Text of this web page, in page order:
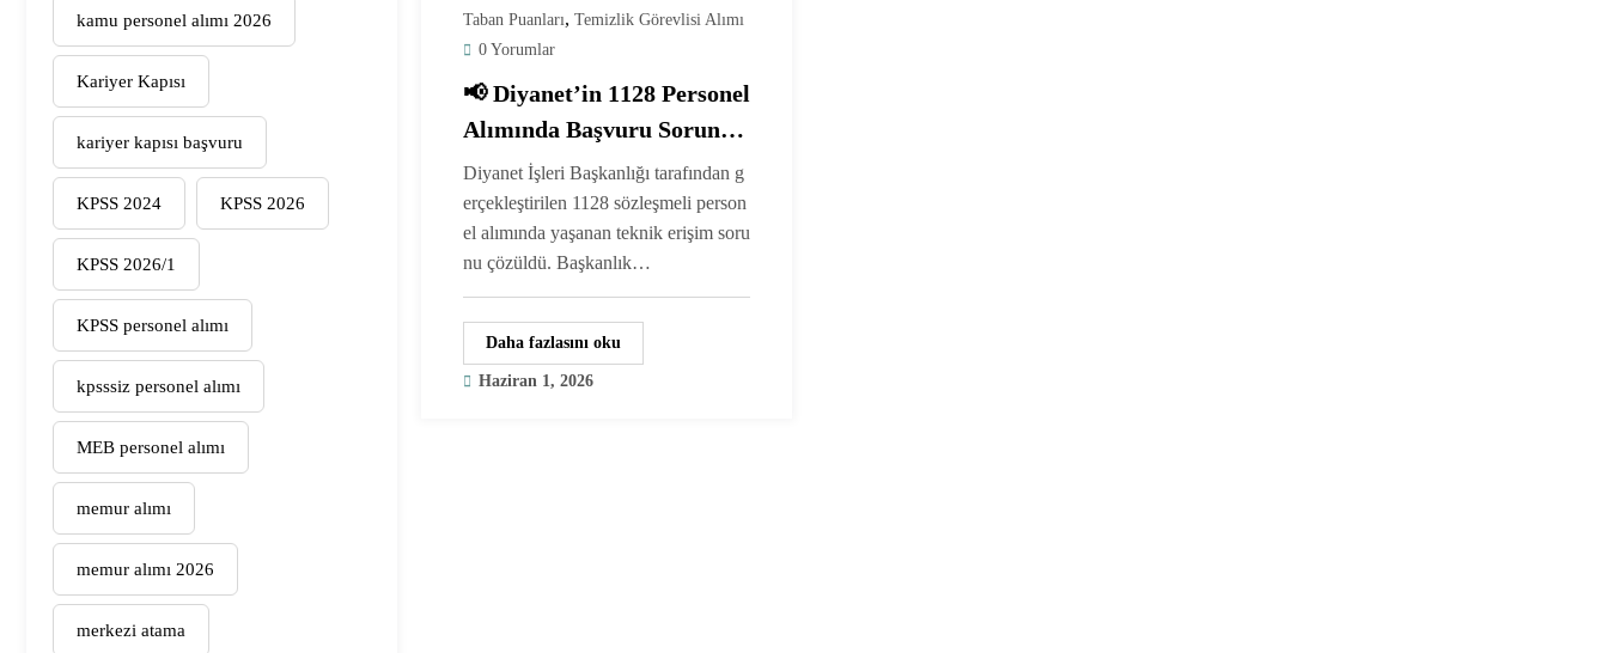
kamu personel alımı 2026
Kariyer Kapısı
kariyer kapısı başvuru
KPSS 2024 KPSS 2026
KPSS 2026/1
KPSS personel alımı
kpsssiz personel alımı
MEB personel alımı
memur alımı
memur alımı 2026
merkezi atama
Taban Puanları, Temizlik Görevlisi Alımı
0 Yorumlar
📢 Diyanet’in 1128 Personel
Alımında Başvuru Sorunu
Çözüldü: KPSS Taban
Puanları Açıklandı
Diyanet İşleri Başkanlığı tarafından g
erçekleştirilen 1128 sözleşmeli person
el alımında yaşanan teknik erişim soru
nu çözüldü. Başkanlık…
Daha fazlasını oku
Haziran 1, 2026